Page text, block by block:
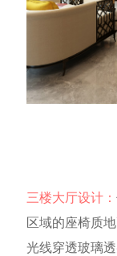
三楼大厅设计：
区域的座椅质
光线穿透玻璃